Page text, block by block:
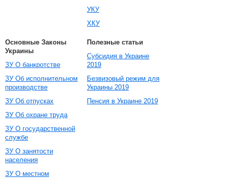
УКУ
ХКУ
Основные Законы
Украины
ЗУ О банкротстве
ЗУ Об исполнительном
производстве
ЗУ Об отпусках
ЗУ Об охране труда
ЗУ О государственной
службе
ЗУ О занятости
населения
ЗУ О местном
Полезные статьи
Субсидия в Украине
2019
Безвизовый режим для
Украины 2019
Пенсия в Украине 2019